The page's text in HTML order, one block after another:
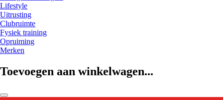
Lifestyle
Uitrusting
Clubruimte
Fysiek training
Opruiming
Merken
Toevoegen aan winkelwagen...